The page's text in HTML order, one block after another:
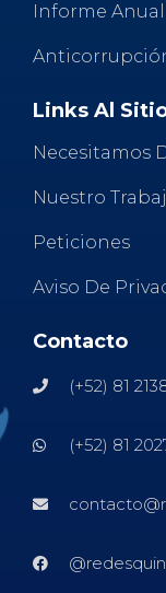
Informe Anual
Links Al
Necesitamos
Nuestro
Peticiones
Aviso De
Contacto
(+52) 81
(+52) 81